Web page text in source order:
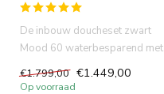
De inbouw doucheset zwart
Mood 60 waterbesparend met
€1.799,00 €1.449,00
Op voorraad